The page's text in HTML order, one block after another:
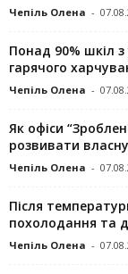
Чепіль Олена -
Понад 90% шкіл з
гарячого
Чепіль Олена -
Як офіси
розвивати
Чепіль Олена -
Після
похолодання та
Чепіль Олена -